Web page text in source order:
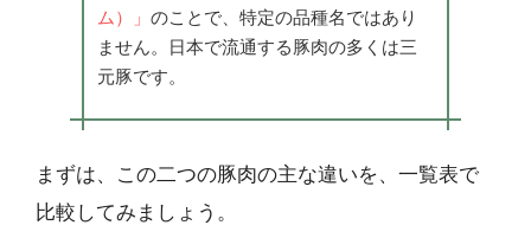
ム）」 のことで、特定の品種名ではあり
ません。日本で流通する豚肉の多くは三
元豚です。
まずは、この二つの豚肉の主な違いを、一覧表で
比較してみましょう。